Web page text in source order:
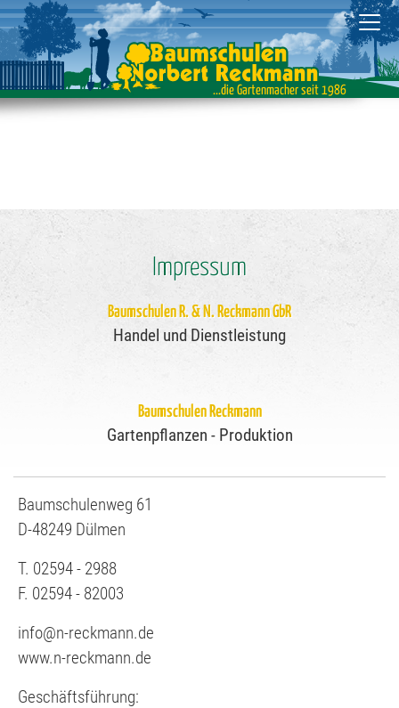
...die Gartenmacher seit 1986
Impressum
Baumschulen R. & N. Reckmann GbR
Handel und Dienstleistung
Baumschulen Reckmann
Gartenpflanzen - Produktion
Baumschulenweg 61
D-48249 Dülmen
T. 02594 - 2988
F. 02594 - 82003
info@n-reckmann.de
www.n-reckmann.de
Geschäftsführung: